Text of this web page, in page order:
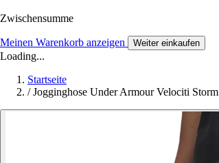
Zwischensumme
Meinen Warenkorb anzeigen Weiter einkaufen
Loading...
Startseite
/ Jogginghose Under Armour Velociti Storm